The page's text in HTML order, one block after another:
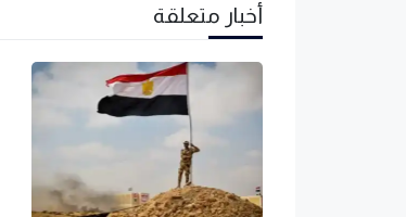
أخبار متعلقة